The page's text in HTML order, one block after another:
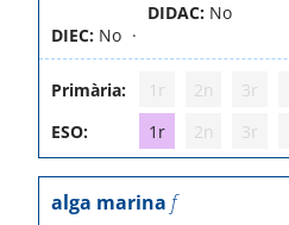
DIEC: No
DIDAC: No
Primària: 1r 2n 3r
ESO:
1r 2n 3r
alga marina f